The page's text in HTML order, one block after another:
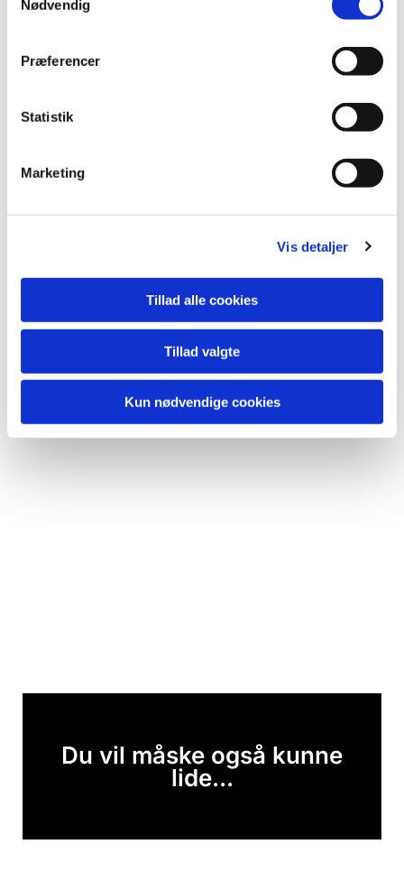
Nødvendig
Præferencer
Statistik
Marketing
Vis detaljer
Tillad alle cookies
Tillad valgte
Kun nødvendige cookies
Du vil måske også kunne
lide...